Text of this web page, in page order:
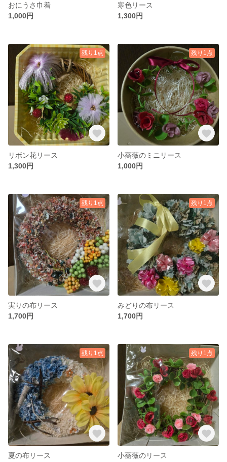
おにうさ巾着
1,000円
寒色リース
1,300円
残り1点
リボン花リース
1,300円
残り1点
小薔薇のミニリース
1,000円
残り1点
実りの布リース
1,700円
残り1点
みどりの布リース
1,700円
残り1点
夏の布リース
残り1点
小薔薇のリース